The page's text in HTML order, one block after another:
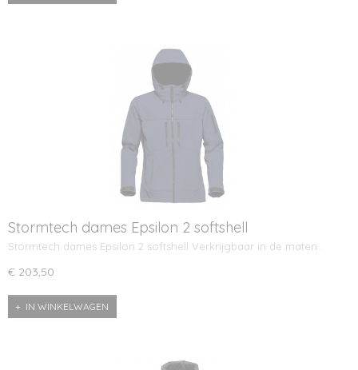
Stormtech dames Epsilon 2 softshell
Stormtech dames Epsilon 2 softshell Verkrijgbaar in de maten…
€ 203,50
IN WINKELWAGEN